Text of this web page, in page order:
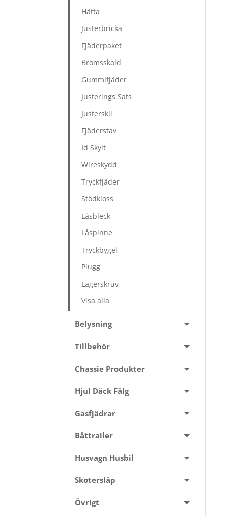
Hätta
Justerbricka
Fjäderpaket
Bromssköld
Gummifjäder
Justerings Sats
Justerskil
Fjäderstav
Id Skylt
Wireskydd
Tryckfjäder
Stödkloss
Låsbleck
Låspinne
Tryckbygel
Plugg
Lagerskruv
Visa alla
Belysning
Tillbehör
Chassie Produkter
Hjul Däck Fälg
Gasfjädrar
Båttrailer
Husvagn Husbil
Skotersläp
Övrigt